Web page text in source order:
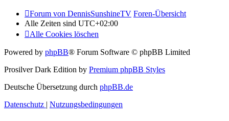
Forum von DennisSunshineTV Foren-Übersicht
Alle Zeiten sind UTC+02:00
Alle Cookies löschen
Powered by phpBB® Forum Software © phpBB Limited
Prosilver Dark Edition by Premium phpBB Styles
Deutsche Übersetzung durch phpBB.de
Datenschutz | Nutzungsbedingungen